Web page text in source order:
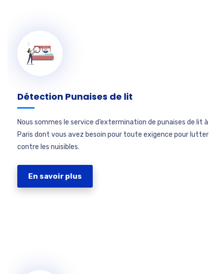
Détection Punaises de lit
Nous sommes le service d’extermination de punaises de lit à
Paris dont vous avez besoin pour toute exigence pour lutter
contre les nuisibles.
En savoir plus